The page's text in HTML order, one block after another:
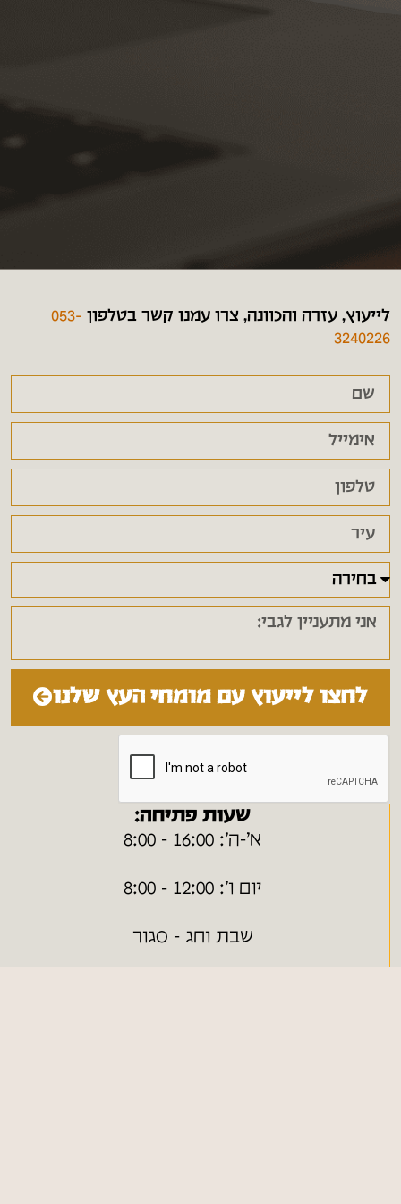
לייעוץ, עזרה והכוונה, צרו עמנו קשר בטלפון 053-
3240226
לחצו לייעוץ עם מומחי העץ שלנו
שעות פתיחה:
א׳-ה׳: 16:00 - 8:00
יום ו׳: 12:00 - 8:00
שבת וחג - סגור